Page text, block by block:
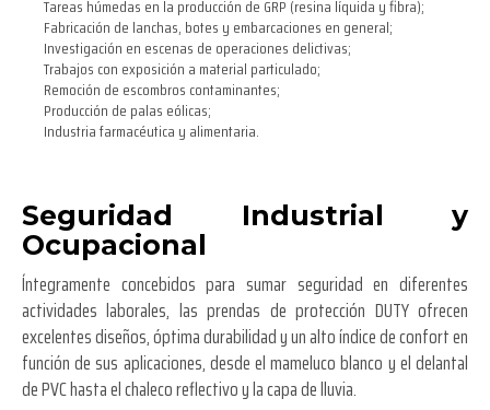
Tareas húmedas en la producción de GRP (resina líquida y fibra);
Fabricación de lanchas, botes y embarcaciones en general;
Investigación en escenas de operaciones delictivas;
Trabajos con exposición a material particulado;
Remoción de escombros contaminantes;
Producción de palas eólicas;
Industria farmacéutica y alimentaria.
Seguridad Industrial y
Ocupacional
Íntegramente concebidos para sumar seguridad en diferentes
actividades laborales, las prendas de protección DUTY ofrecen
excelentes diseños, óptima durabilidad y un alto índice de confort en
función de sus aplicaciones, desde el mameluco blanco y el delantal
de PVC hasta el chaleco reflectivo y la capa de lluvia.